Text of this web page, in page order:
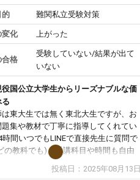
的 難関私立受験対策
変化 上がった
合格
受験していない/結果が出て
いない
役国公立大学生からリーズナブルな価
東大生では無く東北大生ですが、お
集や教材で丁寧に指導してくれてい
時間いつでもLINEで直接先生に質問で
の教科でも)。受講科目や時間も自由
るので、個人に合った勉強ができると
。カリキュラム相談みたいなのがあり
投稿日：2025年08月13日